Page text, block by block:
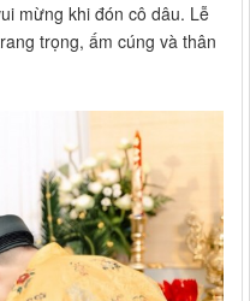
mừng khi đón cô dâu. Lễ
trọng, ấm cúng và thân